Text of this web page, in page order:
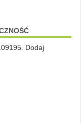
Dodaj